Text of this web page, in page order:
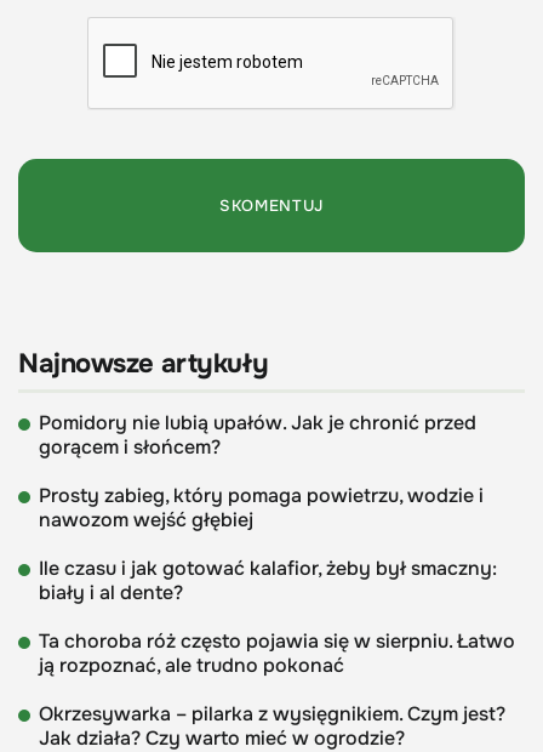
Najnowsze artykuły
Pomidory nie lubią upałów. Jak je chronić przed
gorącem i słońcem?
Prosty zabieg, który pomaga powietrzu, wodzie i
nawozom wejść głębiej
Ile czasu i jak gotować kalafior, żeby był smaczny:
biały i al dente?
Ta choroba róż często pojawia się w sierpniu. Łatwo
ją rozpoznać, ale trudno pokonać
Okrzesywarka – pilarka z wysięgnikiem. Czym jest?
Jak działa? Czy warto mieć w ogrodzie?